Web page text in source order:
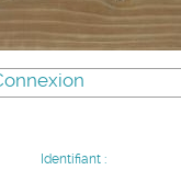
Identifiant :